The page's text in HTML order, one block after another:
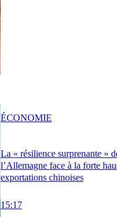
La « résilience surprenante »
l’Allemagne face à la forte
exportations chinoises
15:17
ÉCONOMIE